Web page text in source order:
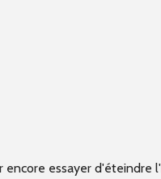
essayer d'éteindre